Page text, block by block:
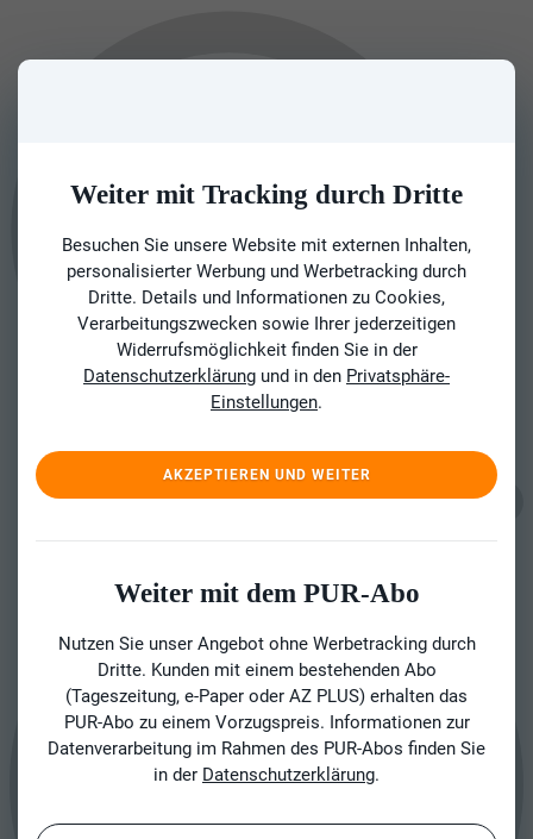
Weiter mit Tracking durch Dritte
Besuchen Sie unsere Website mit externen Inhalten,
personalisierter Werbung und Werbetracking durch
Dritte. Details und Informationen zu Cookies,
Verarbeitungszwecken sowie Ihrer jederzeitigen
Widerrufsmöglichkeit finden Sie in der
Datenschutzerklärung und in den Privatsphäre-
Einstellungen.
AKZEPTIEREN UND WEITER
Weiter mit dem PUR-Abo
Nutzen Sie unser Angebot ohne Werbetracking durch
Dritte. Kunden mit einem bestehenden Abo
(Tageszeitung, e-Paper oder AZ PLUS) erhalten das
PUR-Abo zu einem Vorzugspreis. Informationen zur
Datenverarbeitung im Rahmen des PUR-Abos finden Sie
in der Datenschutzerklärung.